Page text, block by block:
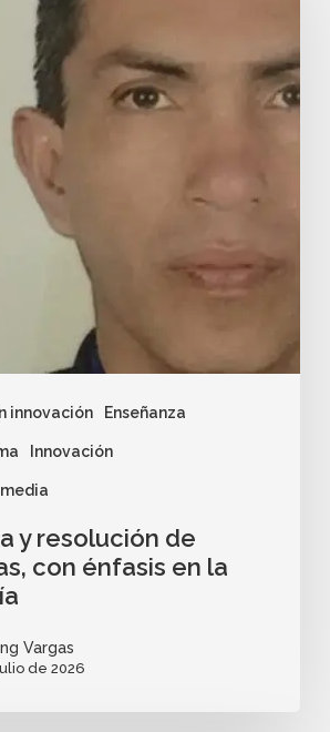
innovación Enseñanza
Innovación
y resolución de
con énfasis en la
Vargas
de 2026